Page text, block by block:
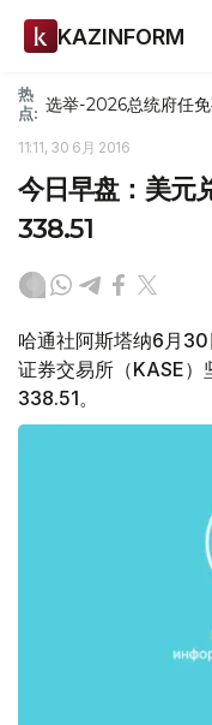
KAZINFORM
热
点: 选举-2026总统府任免
11:11, 30 6月 2016
今日早盘：美元
338.51
哈通社阿斯塔纳6月
证券交易所（KASE）
338.51。